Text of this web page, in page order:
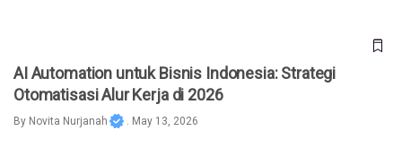
AI Automation untuk Bisnis Indonesia: Strategi
Otomatisasi Alur Kerja di 2026
By Novita Nurjanah . May 13, 2026